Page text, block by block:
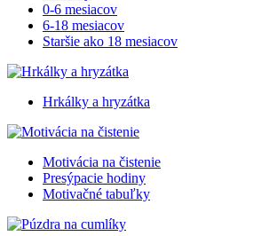
0-6 mesiacov
6-18 mesiacov
Staršie ako 18 mesiacov
Hrkálky a hryzátka
Motivácia na čistenie
Presýpacie hodiny
Motivačné tabuľky